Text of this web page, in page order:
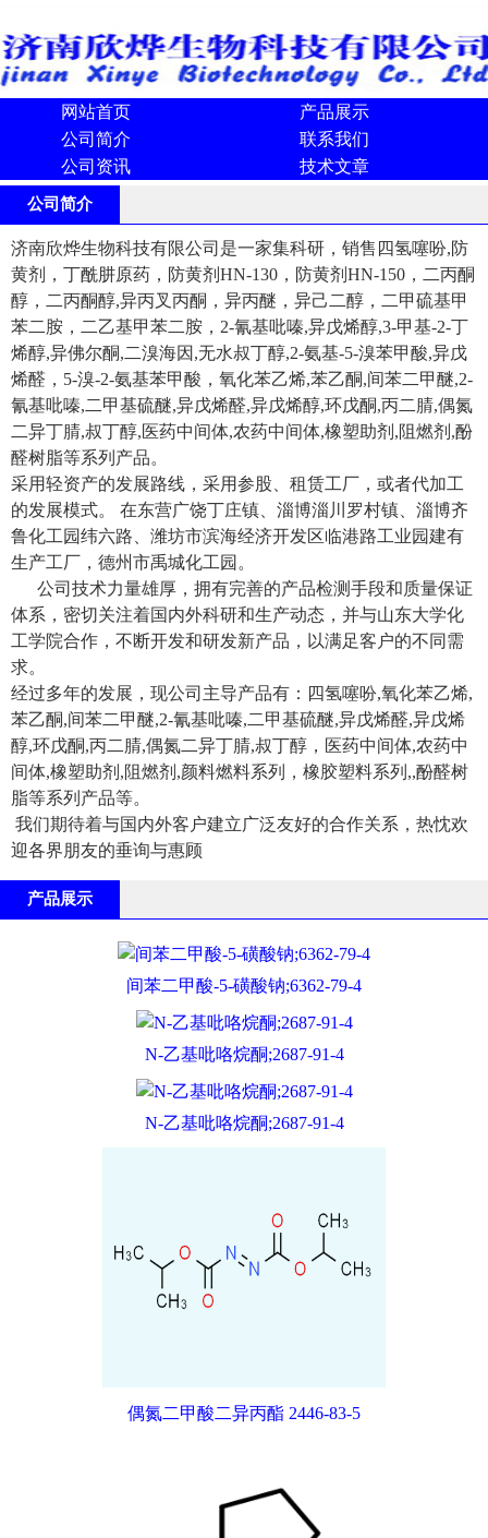
网站首页
产品展示
公司简介
联系我们
公司资讯
技术文章
公司简介
济南欣烨生物科技有限公司是一家集科研，销售四氢噻吩,防
黄剂，丁酰肼原药，防黄剂HN-130，防黄剂HN-150，二丙酮
醇，二丙酮醇,异丙叉丙酮，异丙醚，异己二醇，二甲硫基甲
苯二胺，二乙基甲苯二胺，2-氰基吡嗪,异戊烯醇,3-甲基-2-丁
烯醇,异佛尔酮,二溴海因,无水叔丁醇,2-氨基-5-溴苯甲酸,异戊
烯醛，5-溴-2-氨基苯甲酸，氧化苯乙烯,苯乙酮,间苯二甲醚,2-
氰基吡嗪,二甲基硫醚,异戊烯醛,异戊烯醇,环戊酮,丙二腈,偶氮
二异丁腈,叔丁醇,医药中间体,农药中间体,橡塑助剂,阻燃剂,酚
醛树脂等系列产品。
采用轻资产的发展路线，采用参股、租赁工厂，或者代加工
的发展模式。 在东营广饶丁庄镇、淄博淄川罗村镇、淄博齐
鲁化工园纬六路、潍坊市滨海经济开发区临港路工业园建有
生产工厂，德州市禹城化工园。
公司技术力量雄厚，拥有完善的产品检测手段和质量保证
体系，密切关注着国内外科研和生产动态，并与山东大学化
工学院合作，不断开发和研发新产品，以满足客户的不同需
求。
经过多年的发展，现公司主导产品有：四氢噻吩,氧化苯乙烯,
苯乙酮,间苯二甲醚,2-氰基吡嗪,二甲基硫醚,异戊烯醛,异戊烯
醇,环戊酮,丙二腈,偶氮二异丁腈,叔丁醇，医药中间体,农药中
间体,橡塑助剂,阻燃剂,颜料燃料系列，橡胶塑料系列,,酚醛树
脂等系列产品等。
我们期待着与国内外客户建立广泛友好的合作关系，热忱欢
迎各界朋友的垂询与惠顾
产品展示
间苯二甲酸-5-磺酸钠;6362-79-4
N-乙基吡咯烷酮;2687-91-4
N-乙基吡咯烷酮;2687-91-4
偶氮二甲酸二异丙酯 2446-83-5